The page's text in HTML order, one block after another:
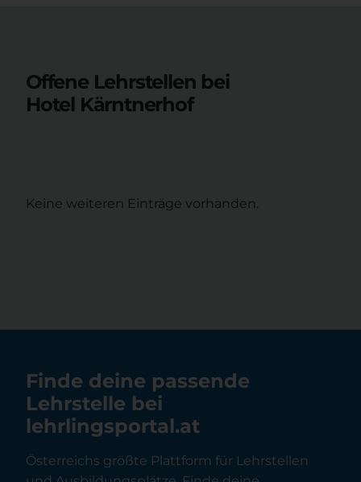
Offene Lehrstellen bei
Hotel Kärntnerhof
Keine weiteren Einträge vorhanden.
Finde deine passende
Lehrstelle bei
lehrlingsportal.at
Österreichs größte Plattform für Lehrstellen